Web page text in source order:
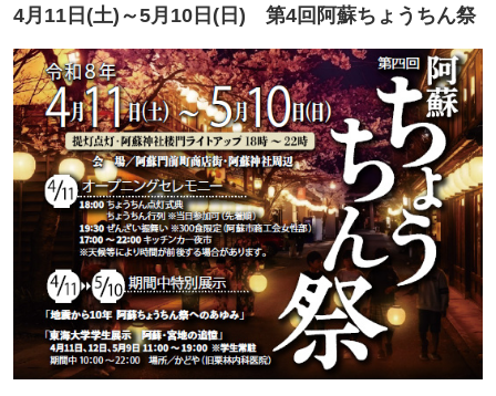
4月11日(土)～5月10日(日) 第4回阿蘇ちょうちん祭